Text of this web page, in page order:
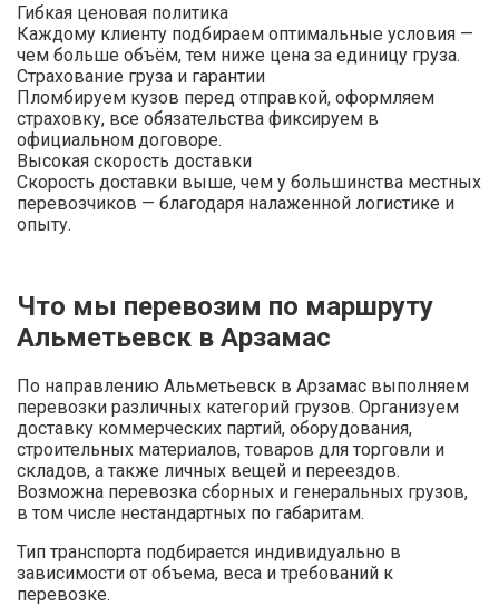
Гибкая ценовая политика
Каждому клиенту подбираем оптимальные условия —
чем больше объём, тем ниже цена за единицу груза.
Страхование груза и гарантии
Пломбируем кузов перед отправкой, оформляем
страховку, все обязательства фиксируем в
официальном договоре.
Высокая скорость доставки
Скорость доставки выше, чем у большинства местных
перевозчиков — благодаря налаженной логистике и
опыту.
Что мы перевозим по маршруту
Альметьевск в Арзамас
По направлению Альметьевск в Арзамас выполняем
перевозки различных категорий грузов. Организуем
доставку коммерческих партий, оборудования,
строительных материалов, товаров для торговли и
складов, а также личных вещей и переездов.
Возможна перевозка сборных и генеральных грузов,
в том числе нестандартных по габаритам.
Тип транспорта подбирается индивидуально в
зависимости от объема, веса и требований к
перевозке.